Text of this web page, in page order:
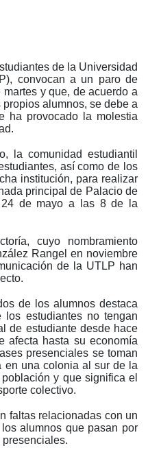
de la Universidad
convocan a un paro de
y que, de acuerdo a
alumnos, se debe a
ha provocado la molestia
la comunidad estudiantil
así como de los
institución, para realizar
principal de Palacio de
24 de mayo a las 8 de la
cuyo nombramiento
Rangel en noviembre
de la UTLP han
de los alumnos destaca
los estudiantes no tengan
de estudiante desde hace
afecta hasta su economía
presenciales se toman
en una colonia al sur de la
y que significa el
colectivo.
faltas relacionadas con un
alumnos que pasan por